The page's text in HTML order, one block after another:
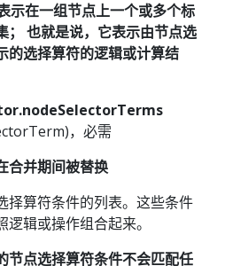
在一组节点上一个或多个标
； 也就是说，它表示由节点选
的选择算符的逻辑或计算结
，必需
合并期间被替换
择算符条件的列表。这些条件
逻辑或操作组合起来。
节点选择算符条件不会匹配任